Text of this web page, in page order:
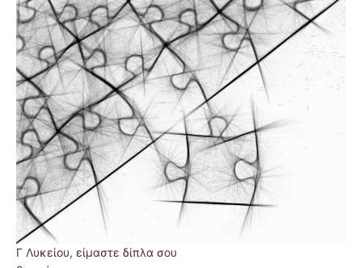
Γ Λυκείου, είμαστε δίπλα σου